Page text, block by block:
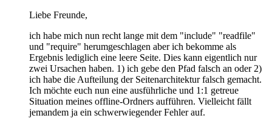
Liebe Freunde,
ich habe mich nun recht lange mit dem "include" "readfile"
und "require" herumgeschlagen aber ich bekomme als
Ergebnis lediglich eine leere Seite. Dies kann eigentlich nur
zwei Ursachen haben. 1) ich gebe den Pfad falsch an oder 2)
ich habe die Aufteilung der Seitenarchitektur falsch gemacht.
Ich möchte euch nun eine ausführliche und 1:1 getreue
Situation meines offline-Ordners aufführen. Vielleicht fällt
jemandem ja ein schwerwiegender Fehler auf.